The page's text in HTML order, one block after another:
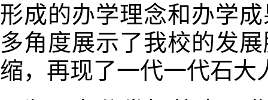
形成的办学理念和办学
多角度展示了我校的发
缩，再现了一代一代石大